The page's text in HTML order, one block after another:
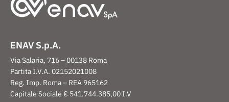
ENAV S.p.A.
Via Salaria, 716 – 00138 Roma
Partita I.V.A. 02152021008
Reg. Imp. Roma – REA 965162
Capitale Sociale € 541.744.385,00 I.V